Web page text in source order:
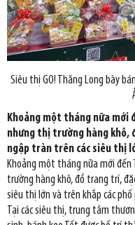
Siêu thị GO! Thăng Long bày
Khoảng một tháng nữa mới
nhưng thị trường hàng
ngập tràn trên các siêu thị
Khoảng một tháng nữa mới đến
trường hàng khô, đồ trang trí,
siêu thị lớn và trên khắp các phố
Tại các siêu thị, trung tâm